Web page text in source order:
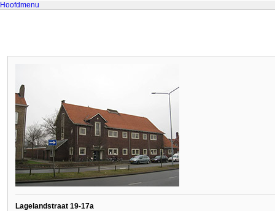
Hoofdmenu
Lagelandstraat 19-17a